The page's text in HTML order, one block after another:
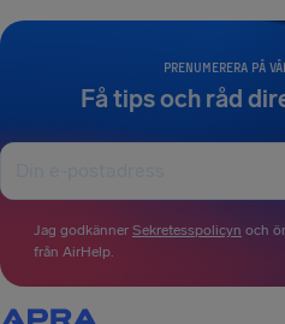
PRENUMERERA PÅ
Få tips och råd
Jag godkänner Sekretesspolicyn och
från AirHelp.